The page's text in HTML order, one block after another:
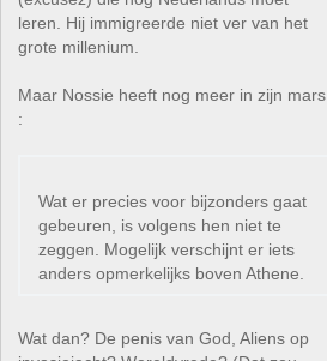
leren. Hij immigreerde niet ver van het
grote millenium.
Maar Nossie heeft nog meer in zijn mars
:
Wat er precies voor bijzonders gaat
gebeuren, is volgens hen niet te
zeggen. Mogelijk verschijnt er iets
anders opmerkelijks boven Athene.
Wat dan? De penis van God, Aliens op